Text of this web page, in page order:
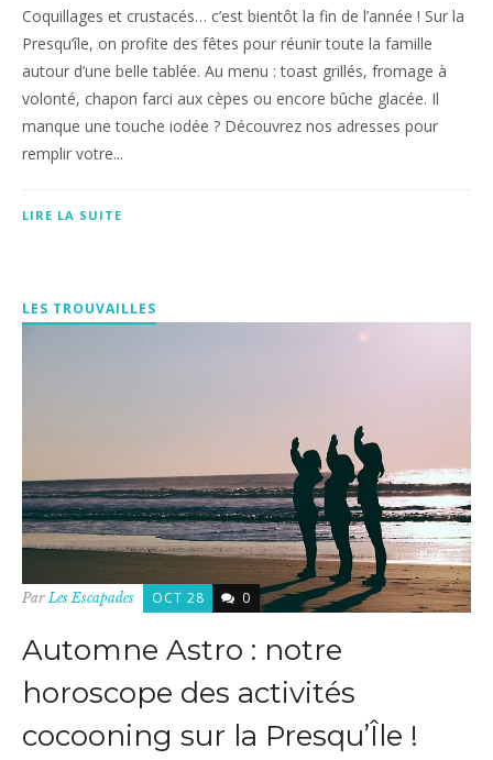
Coquillages et crustacés… c’est bientôt la fin de l’année ! Sur la
Presqu’île, on profite des fêtes pour réunir toute la famille
autour d’une belle tablée. Au menu : toast grillés, fromage à
volonté, chapon farci aux cèpes ou encore bûche glacée. Il
manque une touche iodée ? Découvrez nos adresses pour
remplir votre...
LIRE LA SUITE
LES TROUVAILLES
ParLes Escapades OCT 28 0
Automne Astro : notre
horoscope des activités
cocooning sur la Presqu’Île !